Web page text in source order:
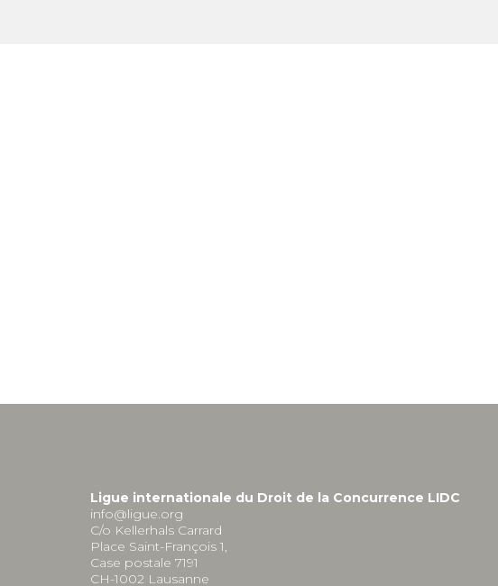
Ligue internationale du Droit de la Concurrence LIDC
info@ligue.org
C/o Kellerhals Carrard
Place Saint-François 1,
Case postale 7191
CH-1002 Lausanne